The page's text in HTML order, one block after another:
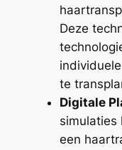
Deze
te
Digitale
simulaties
een